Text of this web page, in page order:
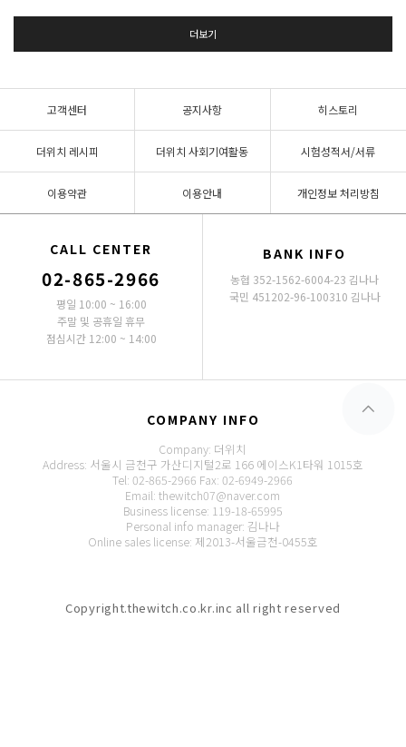
더보기
고객센터 공지사항 히스토리
더위치 레시피 더위치 사회기여활동 시험성적서/서류
이용약관 이용안내 개인정보 처리방침
CALL CENTER
02-865-2966
평일 10:00 ~ 16:00
주말 및 공휴일 휴무
점심시간 12:00 ~ 14:00
BANK INFO
농협 352-1562-6004-23 김나나
국민 451202-96-100310 김나나
COMPANY INFO
Company: 더위치
Address: 서울시 금천구 가산디지털2로 166 에이스K1타워 1015호
Tel: 02-865-2966 Fax: 02-6949-2966
Email: thewitch07@naver.com
Business license: 119-18-65995
Personal info manager: 김나나
Online sales license: 제2013-서울금천-0455호
Copyright.thewitch.co.kr.inc all right reserved